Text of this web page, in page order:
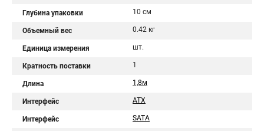
Глубина упаковки 10 см
Объемный вес 0.42 кг
Единица измерения шт.
Кратность поставки 1
Длина 1,8м
Интерфейс ATX
Интерфейс SATA